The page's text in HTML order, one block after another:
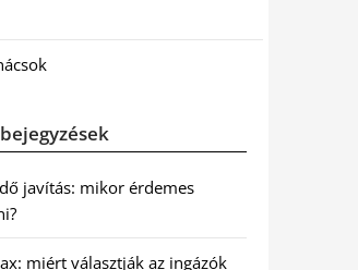
javítás: mikor érdemes
miért választják az ingázók